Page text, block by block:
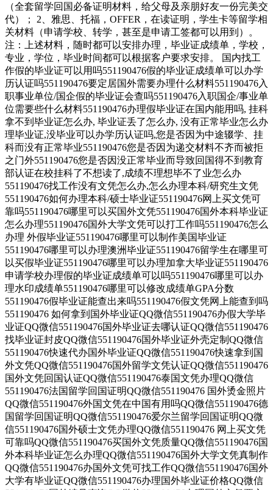
（全套留学回国必备证明材料，给父母及亲朋好友一份完美交
代）； 2、雅思、托福，OFFER，在读证明，学生卡等留学相
关材料（申请学校、转学，甚至是申请工签都可以用到）。
注：上述材料，随时都可以安排办理，毕业证成绩单，学校，
专业，学位，毕业时间都可以根据客户要求安排。 国内找工
作假的毕业证可以用吗551190476假的毕业证成绩单可以办学
历认证吗551190476要定居国外需要办理什么材料551190476入
职事业单位/国企假的毕业证会查吗551190476入职国企/事业单
位需要些什么材料551190476办理假毕业证在国内能用吗, 挂科
拿不到毕业证怎么办, 毕业证丢了怎么办, 没有正常毕业怎么办
理毕业证,没毕业可以办学历认证吗,您是否因为中途辍学、挂
科而没有正常毕业551190476您是否因为递交材料不齐而被拒
之门外551190476您是否因没正常毕业而导致回国得不到教育
部认证在校挂科了不想读了,成绩不理想毕不了业怎么办
551190476找工作没有文凭怎么办,怎么办理本科/研究生文凭
551190476如何办理本科/硕士毕业证551190476网上买文凭可
靠吗551190476哪里可以买国外文凭551190476国外本科毕业证
怎么办理551190476国外大学文凭可以打工作吗551190476怎么
办理 外假毕业证551190476哪里可以制作美国毕业证
551190476哪里可以办理澳洲毕业证551190476留学生在哪里可
以买假毕业证551190476哪里可以办理加拿大毕业证551190476
申请学校办理假的毕业证成绩单可以吗551190476哪里可以办
理水印成绩单551190476哪里可以修改成绩单GPA分数
551190476假毕业证能查出来吗551190476假文凭网上能查到吗
551190476 如何拿到国外毕业证QQ微信551190476办假大学毕
业证QQ微信551190476国外毕业证去哪认证QQ微信551190476
找毕业证封皮QQ微信551190476国外毕业证外壳定制QQ微信
551190476快速代办国外毕业证QQ微信551190476快速拿到国
外文凭QQ微信551190476国外留学文凭认证QQ微信551190476
国外文凭回国认证QQ微信551190476泰国文凭办理QQ微信
551190476法国留学回国证明QQ微信551190476 国外烫金照片
QQ微信551190476外国文凭在中国有用吗QQ微信551190476德
国留学回国证明QQ微信551190476爱尔兰留学回国证明QQ微
信551190476国外硕士文凭办理QQ微信551190476 网上买文凭
可靠吗QQ微信551190476买国外文凭质量QQ微信551190476国
外本科毕业证怎么办理QQ微信551190476国外大学文凭真制作
QQ微信551190476办国外文凭可找工作QQ微信551190476国外
大学有毕业证QQ微信551190476办理国外毕业证价格QQ微信